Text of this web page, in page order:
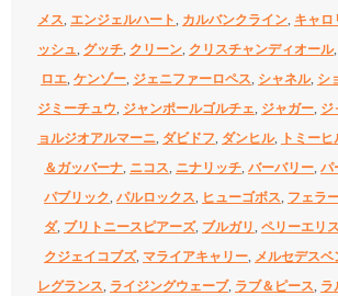
メス, エンジェルハート, カルバンクライン, キャロ
ッシュ, グッチ, クリーン, クリスチャンディオール,
ロエ, ケンゾー, ジェニファーロペス, シャネル, シ
ジミーチュウ, ジャンポールゴルチェ, ジャガー, ジ
ョルジオアルマーニ, ダビドフ, ダンヒル, トミー
＆ガッバーナ, ニコス, ニナリッチ, バーバリー, パ
パブリック, パルロックス, ヒューゴボス, フェラ
ダ, ブリトニースピアーズ, ブルガリ, ペリーエリス
クジェイコブズ, マライアキャリー, メルセデスベ
レグランス, ライジングウェーブ, ラブ＆ピース, ラ